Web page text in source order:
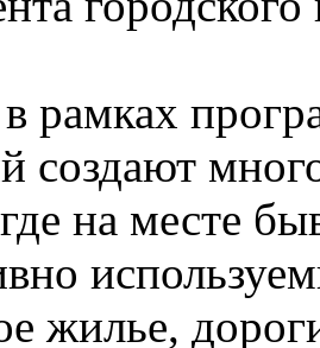
рамках
создают
на месте
жилье,